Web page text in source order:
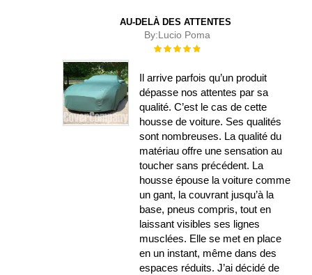
AU-DELÀ DES ATTENTES
By:Lucio Poma
Évaluation :
Il arrive parfois qu’un produit
dépasse nos attentes par sa
qualité. C’est le cas de cette
housse de voiture. Ses qualités
sont nombreuses. La qualité du
matériau offre une sensation au
toucher sans précédent. La
housse épouse la voiture comme
un gant, la couvrant jusqu’à la
base, pneus compris, tout en
laissant visibles ses lignes
musclées. Elle se met en place
en un instant, même dans des
espaces réduits. J’ai décidé de